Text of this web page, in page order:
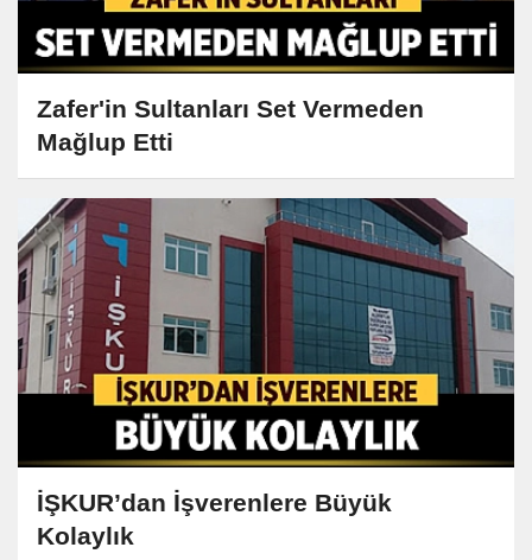
Zafer'in Sultanları Set Vermeden
Mağlup Etti
İŞKUR’dan İşverenlere Büyük
Kolaylık